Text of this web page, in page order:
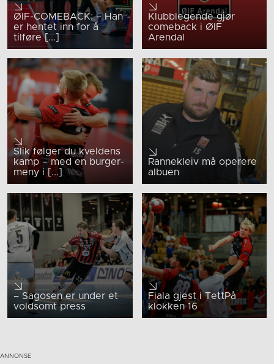
ØIF-COMEBACK: – Han
er hentet inn for å
tilføre [...]
Klubblegende gjør
comeback i ØIF
Arendal
Slik følger du kveldens
kamp – med en burger-
meny i [...]
Rannekleiv må operere
albuen
– Sagosen er under et
voldsomt press
Fiala gjest i TettPå
klokken 16